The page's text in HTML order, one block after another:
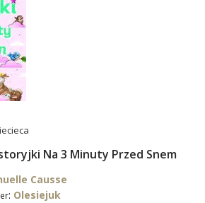
Na 3 Minuty Przed Snem
Causse
: Olesiejuk